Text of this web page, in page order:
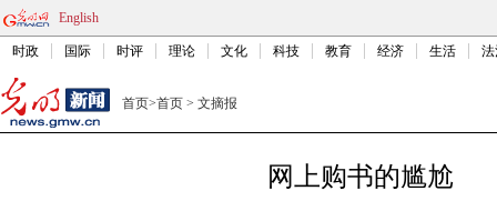
English
时政 国际 时评 理论 文化 科技 教育 经济 生活
首页>首页 > 文摘报
网上购书的尴尬